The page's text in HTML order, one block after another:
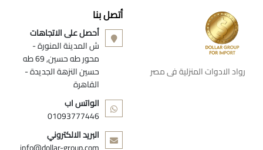
رواد الادوات المنزلية فى مصر
أتصل بنا
أحصل على الاتجاهات
ش المدينة المنورة -
محور طه حسين, 69 طه
حسين النزهة الجديدة -
القاهرة
الواتس اب
01093777446
البريد الالكتروني